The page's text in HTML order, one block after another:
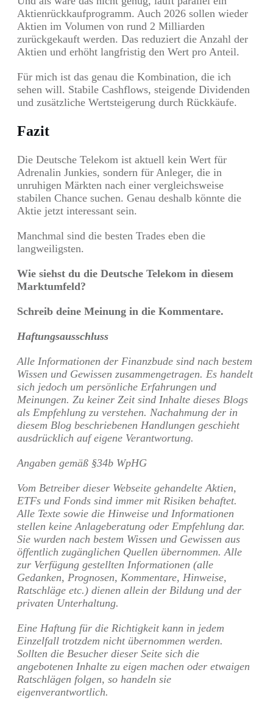
Aktienrückkaufprogramm. Auch 2026 sollen wieder
Aktien im Volumen von rund 2 Milliarden
zurückgekauft werden. Das reduziert die Anzahl der
Aktien und erhöht langfristig den Wert pro Anteil.
Für mich ist das genau die Kombination, die ich
sehen will. Stabile Cashflows, steigende Dividenden
und zusätzliche Wertsteigerung durch Rückkäufe.
Fazit
Die Deutsche Telekom ist aktuell kein Wert für
Adrenalin Junkies, sondern für Anleger, die in
unruhigen Märkten nach einer vergleichsweise
stabilen Chance suchen. Genau deshalb könnte die
Aktie jetzt interessant sein.
Manchmal sind die besten Trades eben die
langweiligsten.
Wie siehst du die Deutsche Telekom in diesem
Marktumfeld?
Schreib deine Meinung in die Kommentare.
Haftungsausschluss
Alle Informationen der Finanzbude sind nach bestem
Wissen und Gewissen zusammengetragen. Es handelt
sich jedoch um persönliche Erfahrungen und
Meinungen. Zu keiner Zeit sind Inhalte dieses Blogs
als Empfehlung zu verstehen. Nachahmung der in
diesem Blog beschriebenen Handlungen geschieht
ausdrücklich auf eigene Verantwortung.
Angaben gemäß §34b WpHG
Vom Betreiber dieser Webseite gehandelte Aktien,
ETFs und Fonds sind immer mit Risiken behaftet.
Alle Texte sowie die Hinweise und Informationen
stellen keine Anlageberatung oder Empfehlung dar.
Sie wurden nach bestem Wissen und Gewissen aus
öffentlich zugänglichen Quellen übernommen. Alle
zur Verfügung gestellten Informationen (alle
Gedanken, Prognosen, Kommentare, Hinweise,
Ratschläge etc.) dienen allein der Bildung und der
privaten Unterhaltung.
Eine Haftung für die Richtigkeit kann in jedem
Einzelfall trotzdem nicht übernommen werden.
Sollten die Besucher dieser Seite sich die
angebotenen Inhalte zu eigen machen oder etwaigen
Ratschlägen folgen, so handeln sie
eigenverantwortlich.